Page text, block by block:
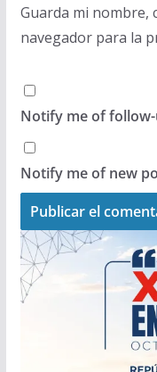
Guarda mi nombre,
navegador para la
Notify me of
Notify me of new